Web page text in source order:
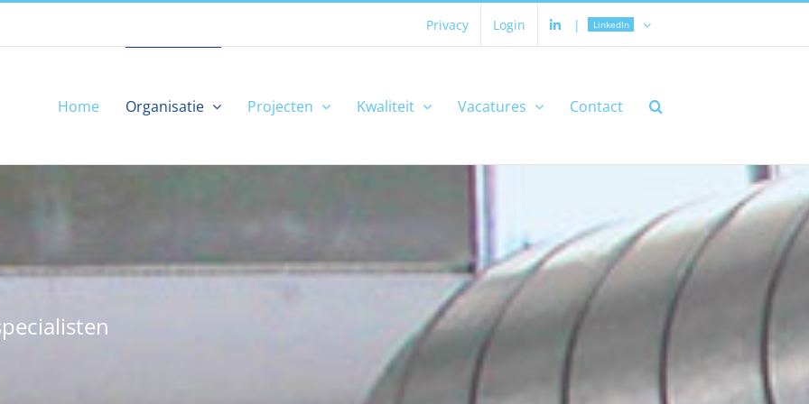
Privacy Login | LinkedIn
Home Organisatie Projecten Kwaliteit Vacatures Contact